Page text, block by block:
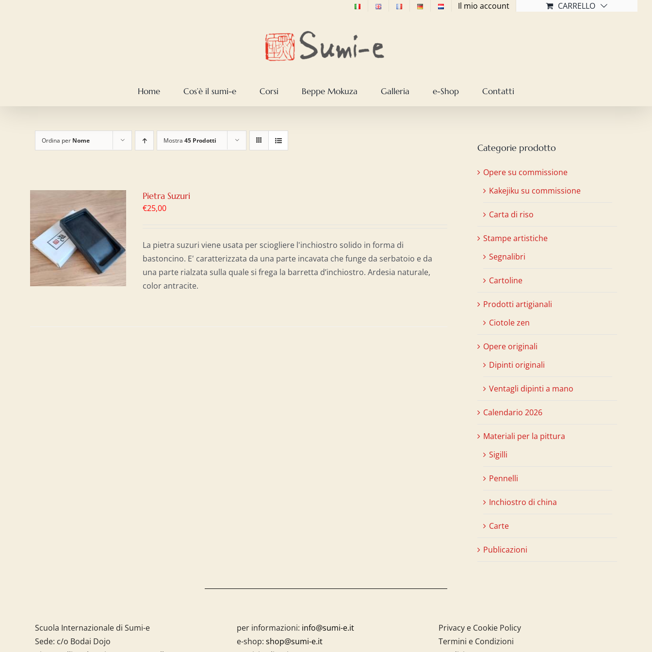
Il mio account CARRELLO
Home Cos’è il sumi-e Corsi Beppe Mokuza Galleria e-Shop Contatti
Ordina per Nome Mostra 45 Prodotti
Pietra Suzuri
€25,00
La pietra suzuri viene usata per sciogliere l'inchiostro solido in forma di
bastoncino. E' caratterizzata da una parte incavata che funge da serbatoio e da
una parte rialzata sulla quale si frega la barretta d’inchiostro. Ardesia naturale,
color antracite.
Categorie prodotto
Opere su commissione
Kakejiku su commissione
Carta di riso
Stampe artistiche
Segnalibri
Cartoline
Prodotti artigianali
Ciotole zen
Opere originali
Dipinti originali
Ventagli dipinti a mano
Calendario 2026
Materiali per la pittura
Sigilli
Pennelli
Inchiostro di china
Carte
Publicazioni
Scuola Internazionale di Sumi-e
Sede: c/o Bodai Dojo
per informazioni: info@sumi-e.it
e-shop: shop@sumi-e.it
Privacy e Cookie Policy
Termini e Condizioni